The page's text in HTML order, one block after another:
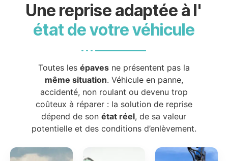
Une reprise adaptée à l'
état de votre véhicule
Toutes les épavesne présentent pas la
même situation. Véhicule en panne,
accidenté, non roulant ou devenu trop
coûteux à réparer : la solution de reprise
dépend de sonétat réel, de sa valeur
potentielle et des conditions d’enlèvement.